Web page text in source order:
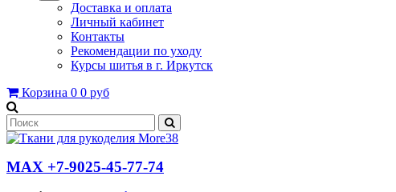
Доставка и оплата
Личный кабинет
Контакты
Рекомендации по уходу
Курсы шитья в г. Иркутск
Корзина 0 0 руб
МАХ +7-9025-45-77-74